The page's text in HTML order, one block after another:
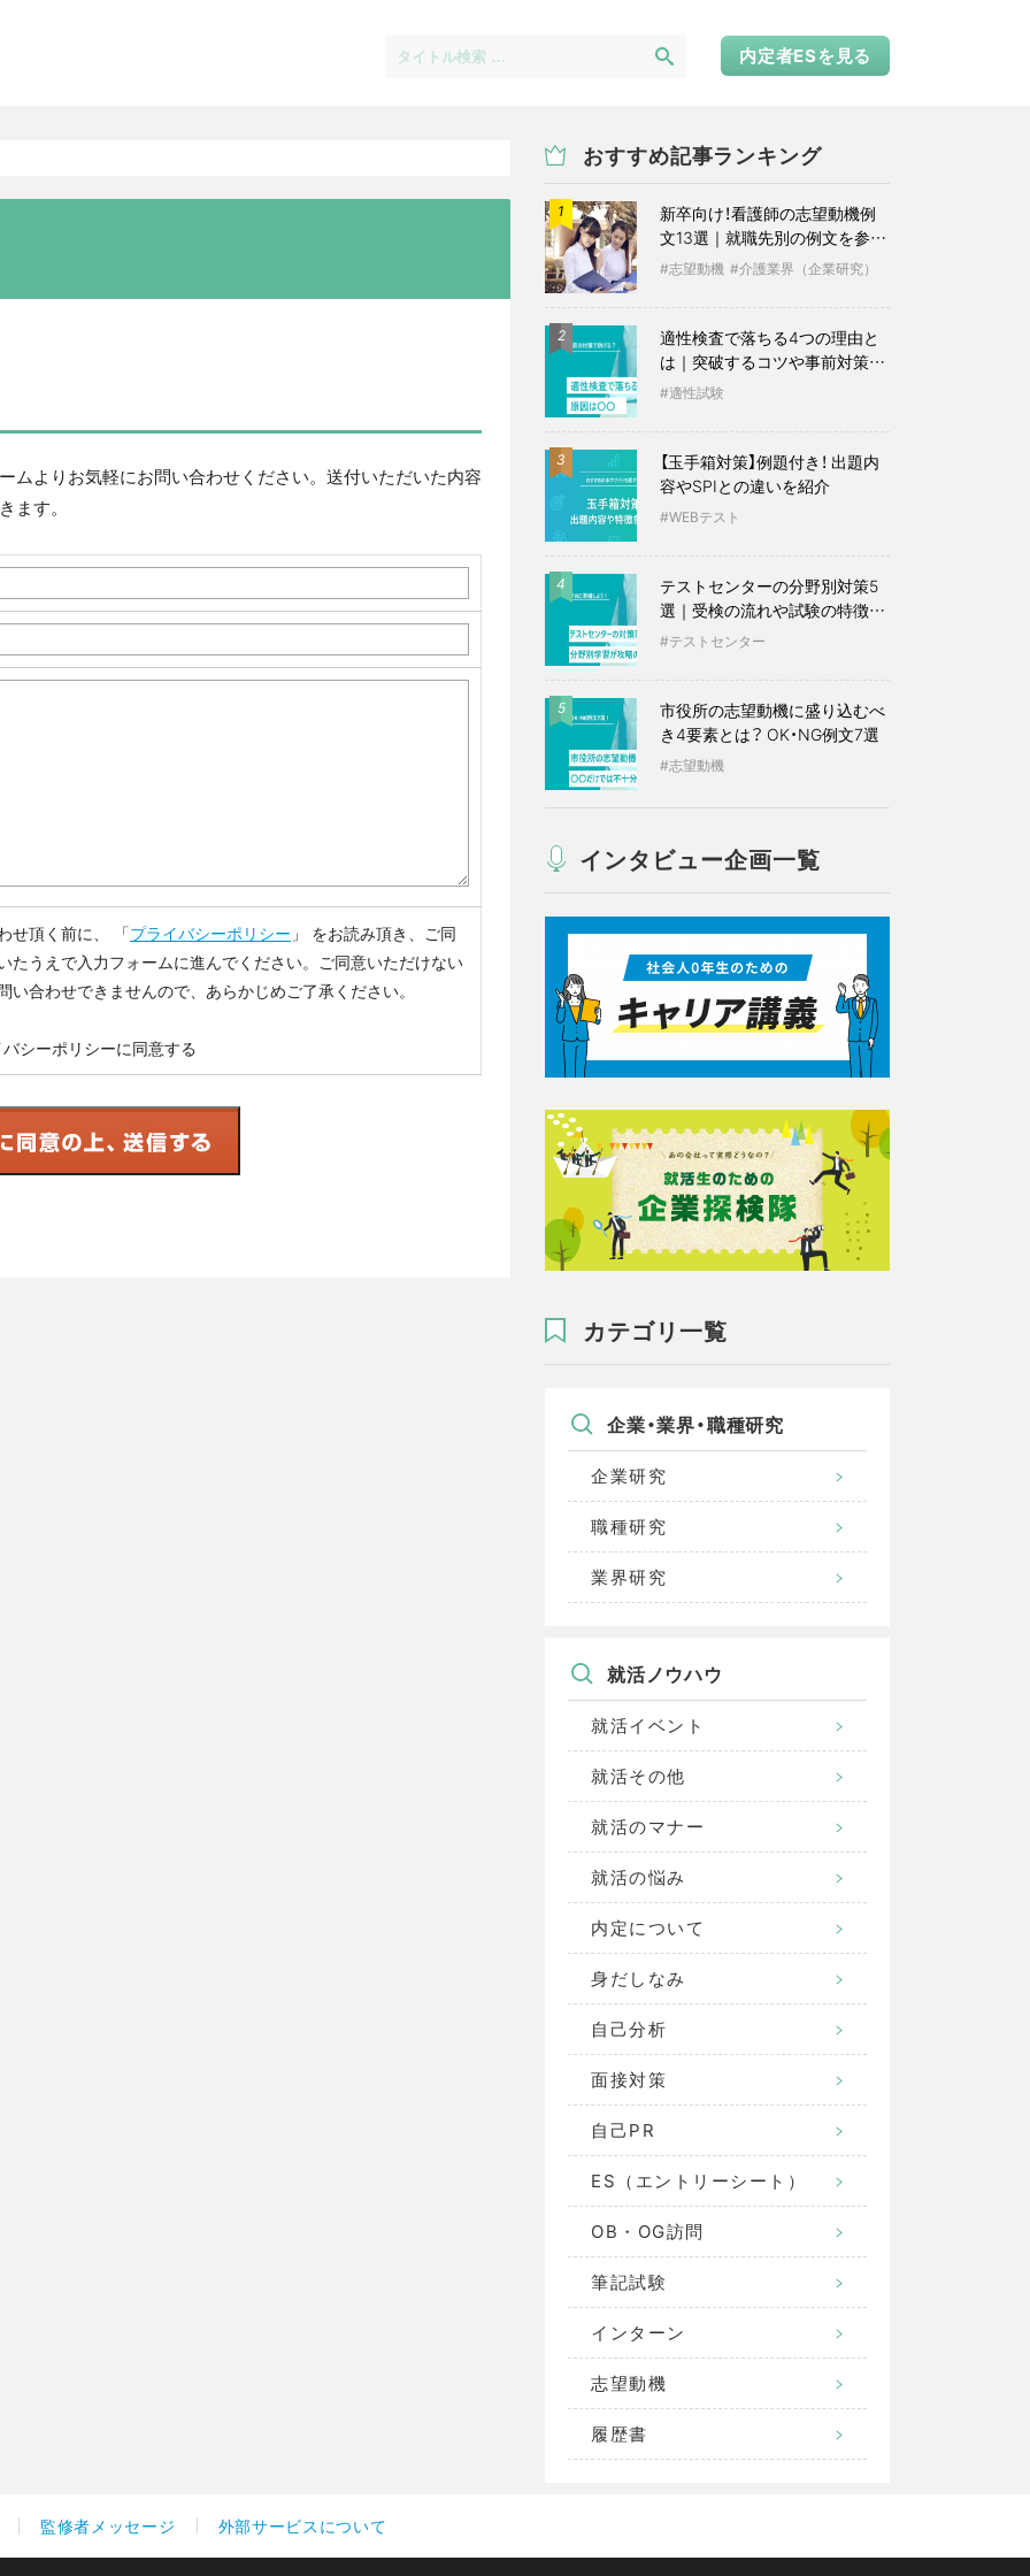
内定者ESを見る
ムよりお気軽にお問い合わせください。送付いただいた内容
ます。
せ頂く前に、 「プライバシーポリシー 」 をお読み頂き、ご同
たうえで入力フォームに進んでください。ご同意いただけない
い合わせできませんので、あらかじめご了承ください。
シーポリシーに同意する
おすすめ記事ランキング
1
新卒向け！看護師の志望動機例
文13選｜就職先別の例文を参考
に志望動機 介護業界（企業研究）
2
適性検査で落ちる4つの理由と
は｜突破するコツや事前対策も
紹介
適性試験
3
【玉手箱対策】例題付き！ 出題内
容やSPIとの違いを紹介
WEBテスト
4
テストセンターの分野別対策5
選｜受検の流れや試験の特徴も
紹介
テストセンター
5
市役所の志望動機に盛り込むべ
き4要素とは？ OK・NG例文7選
志望動機
インタビュー企画一覧
カテゴリ一覧
企業・業界・職種研究
企業研究
職種研究
業界研究
就活ノウハウ
就活イベント
就活その他
就活のマナー
就活の悩み
内定について
身だしなみ
自己分析
面接対策
自己PR
ES（エントリーシート）
OB・OG訪問
筆記試験
インターン
志望動機
履歴書
監修者メッセージ 外部サービスについて